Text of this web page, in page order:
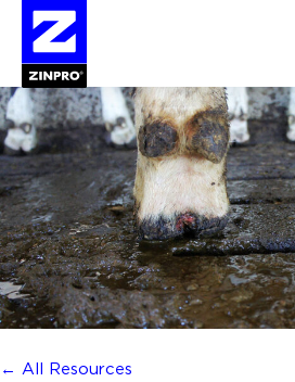
Pesquisar
por:
← All Resources